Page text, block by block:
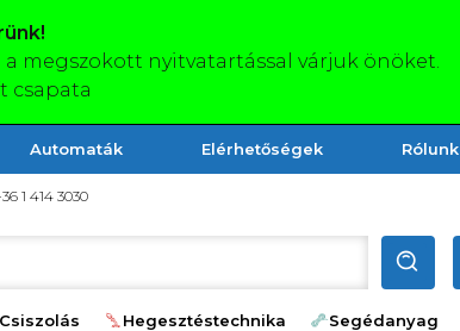
a megszokott nyitvatartással várjuk önöket.
csapata
Automaták Elérhetőségek Rólunk
1 414 3030
Csiszolás Hegesztéstechnika Segédanyag